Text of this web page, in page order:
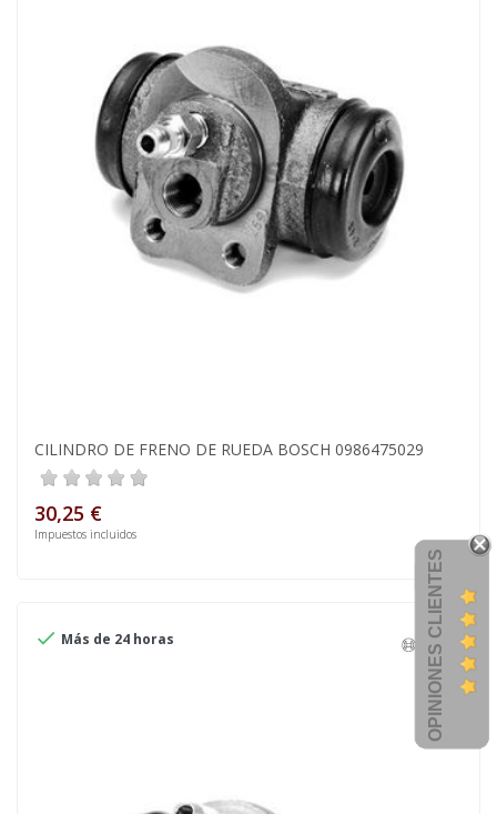
CILINDRO DE FRENO DE RUEDA BOSCH 0986475029
30,25 €
Impuestos incluidos
 Más de 24 horas OPINIONES CLIENTES